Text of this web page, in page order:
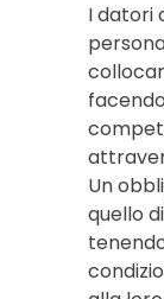
I datori
Un
quello